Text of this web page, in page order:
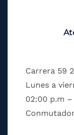
Carrera 59
Lunes a
02:00 p.m